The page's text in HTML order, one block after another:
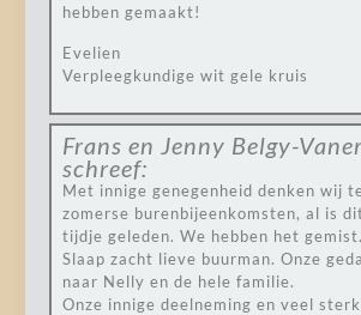
hebben gemaakt!
Evelien
Verpleegkundige wit gele kruis
Frans en Jenny Belgy-
schreef:
Met innige genegenheid denken wij
zomerse burenbijeenkomsten, al is
tijdje geleden. We hebben het gemist.
Slaap zacht lieve buurman. Onze
naar Nelly en de hele familie.
Onze innige deelneming en veel